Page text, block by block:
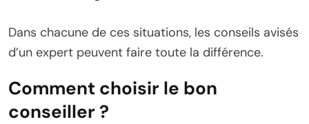
Dans chacune de ces situations, les conseils avisés
d’un expert peuvent faire toute la différence.
Comment choisir le bon
conseiller ?